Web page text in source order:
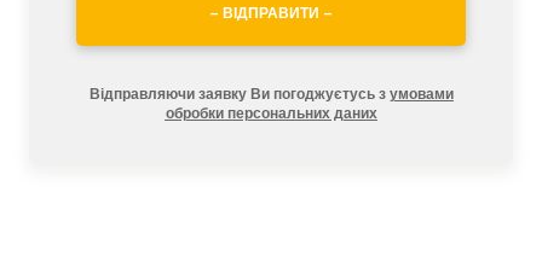
– ВІДПРАВИТИ –
Відправляючи заявку Ви погоджуєтусь з умовами
обробки персональних даних